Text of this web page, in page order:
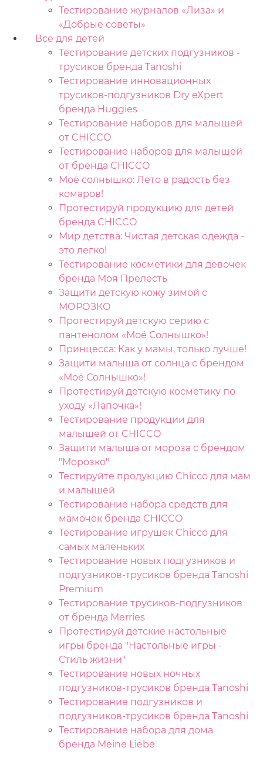
Тестирование журналов «Лиза» и
«Добрые советы»
Все для детей
Тестирование детских подгузников -
трусиков бренда Tanoshi
Тестирование инновационных
трусиков-подгузников Dry eXpert
бренда Huggies
Тестирование наборов для малышей
от CHICCO
Тестирование наборов для малышей
от бренда CHICCO
Моё солнышко: Лето в радость без
комаров!
Протестируй продукцию для детей
бренда CHICCO
Мир детства: Чистая детская одежда -
это легко!
Тестирование косметики для девочек
бренда Моя Прелесть
Защити детскую кожу зимой с
МОРОЗКО
Протестируй детскую серию с
пантенолом «Моё Солнышко»!
Принцесса: Как у мамы, только лучше!
Защити малыша от солнца с брендом
«Моё Солнышко»!
Протестируй детскую косметику по
уходу «Лапочка»!
Тестирование продукции для
малышей от CHICCO
Защити малыша от мороза c брендом
"Морозко"
Тестируйте продукцию Chicco для мам
и малышей
Тестирование набора средств для
мамочек бренда CHICCO
Тестирование игрушек Chicco для
самых маленьких
Тестирование новых подгузников и
подгузников-трусиков бренда Tanoshi
Premium
Тестирование трусиков-подгузников
от бренда Merries
Протестируй детские настольные
игры бренда "Настольные игры -
Стиль жизни"
Тестирование новых ночных
подгузников-трусиков бренда Tanoshi
Тестирование подгузников и
подгузников-трусиков бренда Tanoshi
Тестирование набора для дома
бренда Meine Liebe